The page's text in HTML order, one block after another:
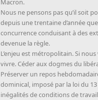
Macron.
Nous ne pensons pas qu’il soit
depuis une trentaine d’année
concurrence conduisant à des
devenue la règle.
L’enjeu est métropolitain. Si
vivre. Céder aux dogmes du
Préserver un repos
dominical, imposé par la loi du
inégalités de conditions de